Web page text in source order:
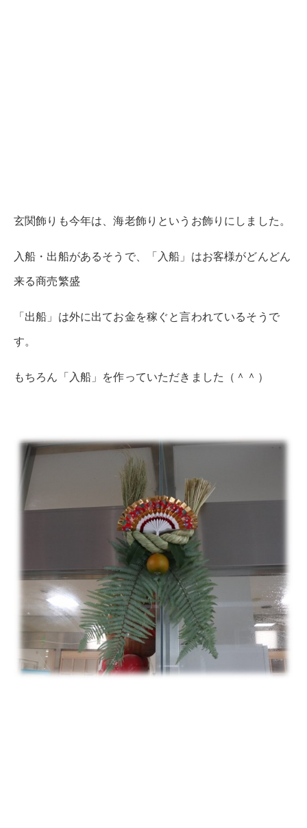
玄関飾りも今年は、海老飾りというお飾りにしました。
入船・出船があるそうで、「入船」はお客様がどんどん
来る商売繁盛
「出船」は外に出てお金を稼ぐと言われているそうで
す。
もちろん「入船」を作っていただきました（＾＾）